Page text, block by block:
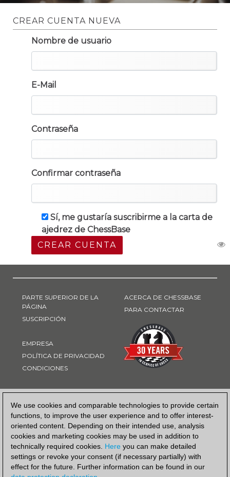
We use cookies and comparable technologies to provide certain
functions, to improve the user experience and to offer interest-
oriented content. Depending on their intended use, analysis
cookies and marketing cookies may be used in addition to
technically required cookies. Here you can make detailed
settings or revoke your consent (if necessary partially) with
effect for the future. Further information can be found in our
CREAR CUENTA NUEVA
Nombre de usuario
E-Mail
Contraseña
Confirmar contraseña
Sí, me gustaría suscribirme a la carta de
ajedrez de ChessBase
CREAR CUENTA
PARTE SUPERIOR DE LA
PÁGINA
SUSCRIPCIÓN
EMPRESA
POLÍTICA DE PRIVACIDAD
CONDICIONES
ACERCA DE CHESSBASE
PARA CONTACTAR
FORMA DE PAGO